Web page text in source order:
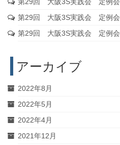
第29回 大阪3S実践会 定例会
第29回 大阪3S実践会 定例会
アーカイブ
2022年8月
2022年5月
2022年4月
2021年12月